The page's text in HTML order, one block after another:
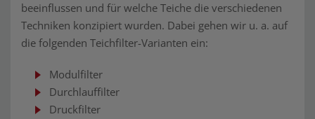
beeinflussen und für welche Teiche die verschiedenen
Techniken konzipiert wurden. Dabei gehen wir u. a. auf
die folgenden Teichfilter-Varianten ein:
Modulfilter
Durchlauffilter
Druckfilter